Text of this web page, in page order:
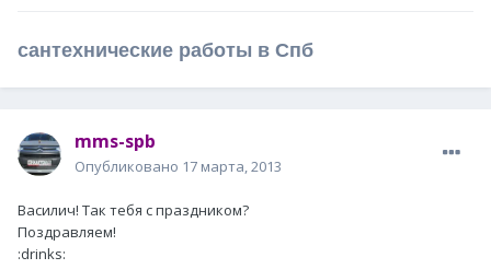
сантехнические работы в Спб
mms-spb
Опубликовано 17 марта, 2013
Василич! Так тебя с праздником?
Поздравляем!
:drinks: